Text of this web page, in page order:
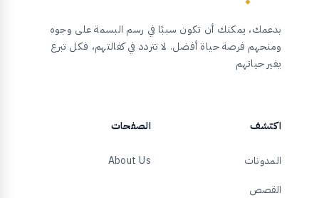
بدعمك، يمكنك أن تكون سببًا في رسم البسمة على وجوه
ومنحهم فرصة حياة أفضل. لا تتردد في كفالتهم، فكل تبرع
يغير حياتهم
اكتشف
المدونات
القصص
الصفحات
About Us